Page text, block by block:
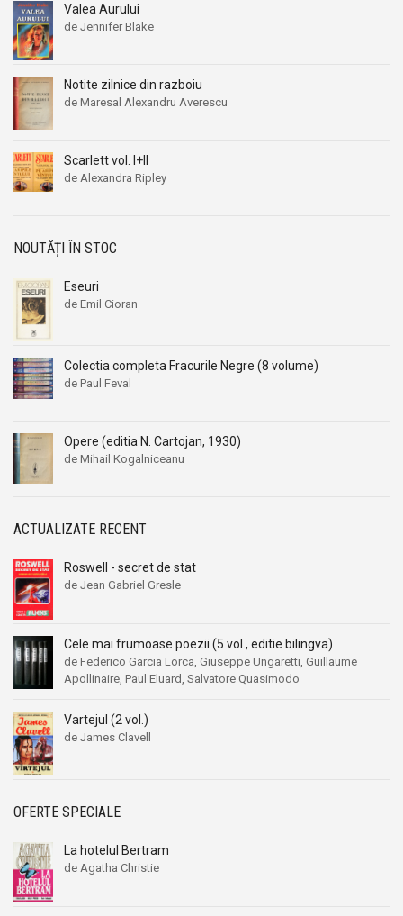
Valea Aurului
de Jennifer Blake
Notite zilnice din razboiu
de Maresal Alexandru Averescu
Scarlett vol. I+II
de Alexandra Ripley
NOUTĂȚI ÎN STOC
Eseuri
de Emil Cioran
Colectia completa Fracurile Negre (8 volume)
de Paul Feval
Opere (editia N. Cartojan, 1930)
de Mihail Kogalniceanu
ACTUALIZATE RECENT
Roswell - secret de stat
de Jean Gabriel Gresle
Cele mai frumoase poezii (5 vol., editie bilingva)
de Federico Garcia Lorca, Giuseppe Ungaretti, Guillaume
Apollinaire, Paul Eluard, Salvatore Quasimodo
Vartejul (2 vol.)
de James Clavell
OFERTE SPECIALE
La hotelul Bertram
de Agatha Christie